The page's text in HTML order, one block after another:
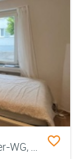
Befristetes 11m2-Zimmer in netter 4er-WG, Aussicht auf Verlängerung